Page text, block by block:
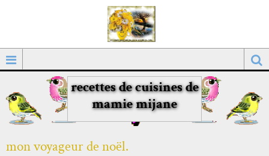
recettes de cuisines de
mamie mijane
mon voyageur de noël.